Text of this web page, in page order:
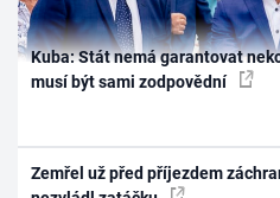
Kuba: Stát nemá garantovat
musí být sami zodpovědní
Zemřel už před příjezdem